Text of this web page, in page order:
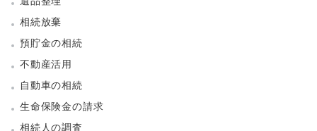
相続放棄
預貯金の相続
不動産活用
自動車の相続
生命保険金の請求
相続人の調査